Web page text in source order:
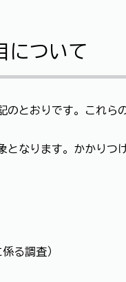
について
のとおりです。これ
となります。かかり
る調査）